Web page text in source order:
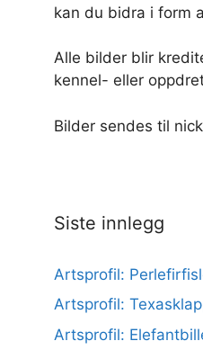
kan du bidra i form
Alle bilder blir
kennel- eller
Bilder sendes til
Siste innlegg
Artsprofil:
Artsprofil:
Artsprofil: